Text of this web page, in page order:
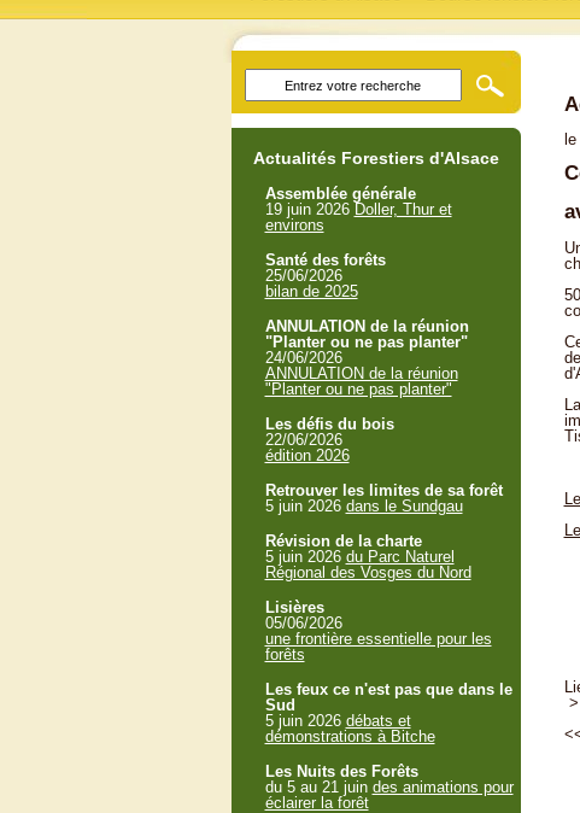
Actualités Forestiers d'Alsace
Assemblée générale
19 juin 2026 Doller, Thur et
environs
Santé des forêts
25/06/2026
bilan de 2025
ANNULATION de la réunion
"Planter ou ne pas planter"
24/06/2026
ANNULATION de la réunion
"Planter ou ne pas planter"
Les défis du bois
22/06/2026
édition 2026
Retrouver les limites de sa forêt
5 juin 2026 dans le Sundgau
Révision de la charte
5 juin 2026 du Parc Naturel
Régional des Vosges du Nord
Lisières
05/06/2026
une frontière essentielle pour les
forêts
Les feux ce n'est pas que dans le
Sud
5 juin 2026 débats et
démonstrations à Bitche
Les Nuits des Forêts
du 5 au 21 juin des animations pour
éclairer la forêt